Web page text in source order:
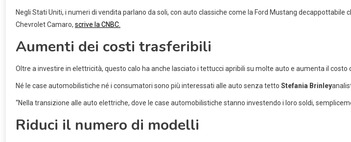
Negli Stati Uniti, i numeri di vendita parlano da soli, con auto classiche come la Ford Mustang
Chevrolet Camaro, scrive la CNBC.
Aumenti dei costi trasferibili
Oltre a investire in elettricità, questo calo ha anche lasciato i tettucci apribili su molte auto e aumenta il
Né le case automobilistiche né i consumatori sono più interessati alle auto senza tetto Stefania Brinley
“Nella transizione alle auto elettriche, dove le case automobilistiche stanno investendo i loro soldi,
Riduci il numero di modelli